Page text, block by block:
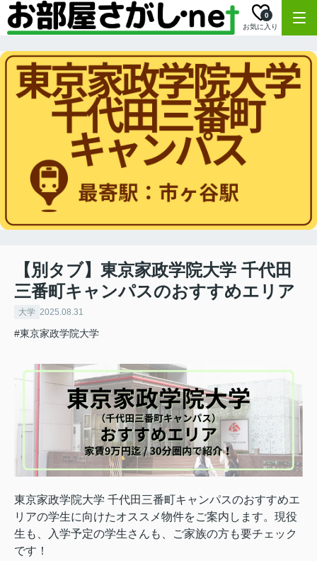
お気に入り
0
【別タブ】東京家政学院大学 千代田
三番町キャンパスのおすすめエリア
大学 2025.08.31
#東京家政学院大学
東京家政学院大学 千代田三番町キャンパスのおすすめエ
リアの学生に向けたオススメ物件をご案内します。 現役
生も、入学予定の学生さんも、ご家族の方も要チェック
です！